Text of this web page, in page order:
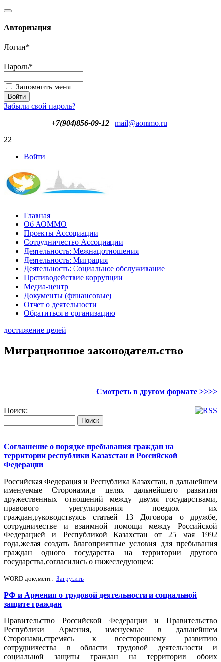
Авторизация
Логин*
Пароль*
Запомнить меня
Забыли свой пароль?
+7(904)856-09-12
mail@aommo.ru
22
Войти
Главная
Об АОММО
Проекты Ассоциации
Сотрудничество Ассоциации
Деятельность: Межнацотношения
Деятельность: Миграция
Деятельность: Социальное обслуживание
Противодействие коррупции
Медиа-центр
Документы (финансовые)
Отчет о деятельности
Обратиться в организацию
достижение целей
Миграционное законодательство
Смотреть в другом формате >>>>
Поиск:
Соглашение о порядке пребывания граждан на
территории республики Казахстан и Российской
Федерации
Российская Федерация и Республика Казахстан, в дальнейшем
именуемые Сторонами,в целях дальнейшего развития
дружественных отношений между двумя государствами,
правового урегулирования поездок их
граждан,руководствуясь статьей 13 Договора о дружбе,
сотрудничестве и взаимной помощи между Российской
Федерацией и Республикой Казахстан от 25 мая 1992
года,желая создать благоприятные условия для пребывания
граждан одного государства на территории другого
государства,согласились о нижеследующем:
WORD документ: Загрузить
РФ и Армения о трудовой деятельности и социальной
защите граждан
Правительство Российской Федерации и Правительство
Республики Армения, именуемые в дальнейшем
Сторонами,стремясь к всестороннему развитию
сотрудничества в области трудовой деятельности и
социальной защиты граждан на территории обоих